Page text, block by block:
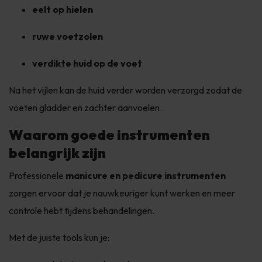
eelt op hielen
ruwe voetzolen
verdikte huid op de voet
Na het vijlen kan de huid verder worden verzorgd zodat de
voeten gladder en zachter aanvoelen.
Waarom goede instrumenten
belangrijk zijn
Professionele manicure en pedicure instrumenten
zorgen ervoor dat je nauwkeuriger kunt werken en meer
controle hebt tijdens behandelingen.
Met de juiste tools kun je: